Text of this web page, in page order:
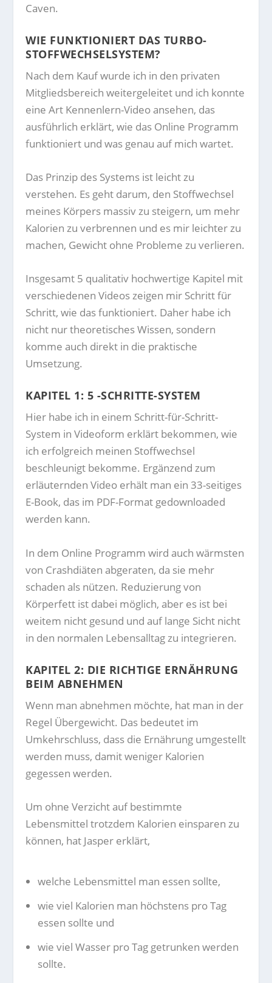
Caven.
WIE FUNKTIONIERT DAS TURBO-
STOFFWECHSELSYSTEM?
Nach dem Kauf wurde ich in den privaten
Mitgliedsbereich weitergeleitet und ich konnte
eine Art Kennenlern-Video ansehen, das
ausführlich erklärt, wie das Online Programm
funktioniert und was genau auf mich wartet.
Das Prinzip des Systems ist leicht zu
verstehen. Es geht darum, den Stoffwechsel
meines Körpers massiv zu steigern, um mehr
Kalorien zu verbrennen und es mir leichter zu
machen, Gewicht ohne Probleme zu verlieren.
Insgesamt 5 qualitativ hochwertige Kapitel mit
verschiedenen Videos zeigen mir Schritt für
Schritt, wie das funktioniert. Daher habe ich
nicht nur theoretisches Wissen, sondern
komme auch direkt in die praktische
Umsetzung.
KAPITEL 1: 5 -SCHRITTE-SYSTEM
Hier habe ich in einem Schritt-für-Schritt-
System in Videoform erklärt bekommen, wie
ich erfolgreich meinen Stoffwechsel
beschleunigt bekomme. Ergänzend zum
erläuternden Video erhält man ein 33-seitiges
E-Book, das im PDF-Format gedownloaded
werden kann.
In dem Online Programm wird auch wärmsten
von Crashdiäten abgeraten, da sie mehr
schaden als nützen. Reduzierung von
Körperfett ist dabei möglich, aber es ist bei
weitem nicht gesund und auf lange Sicht nicht
in den normalen Lebensalltag zu integrieren.
KAPITEL 2: DIE RICHTIGE ERNÄHRUNG
BEIM ABNEHMEN
Wenn man abnehmen möchte, hat man in der
Regel Übergewicht. Das bedeutet im
Umkehrschluss, dass die Ernährung umgestellt
werden muss, damit weniger Kalorien
gegessen werden.
Um ohne Verzicht auf bestimmte
Lebensmittel trotzdem Kalorien einsparen zu
können, hat Jasper erklärt,
welche Lebensmittel man essen sollte,
wie viel Kalorien man höchstens pro Tag
essen sollte und
wie viel Wasser pro Tag getrunken werden
sollte.